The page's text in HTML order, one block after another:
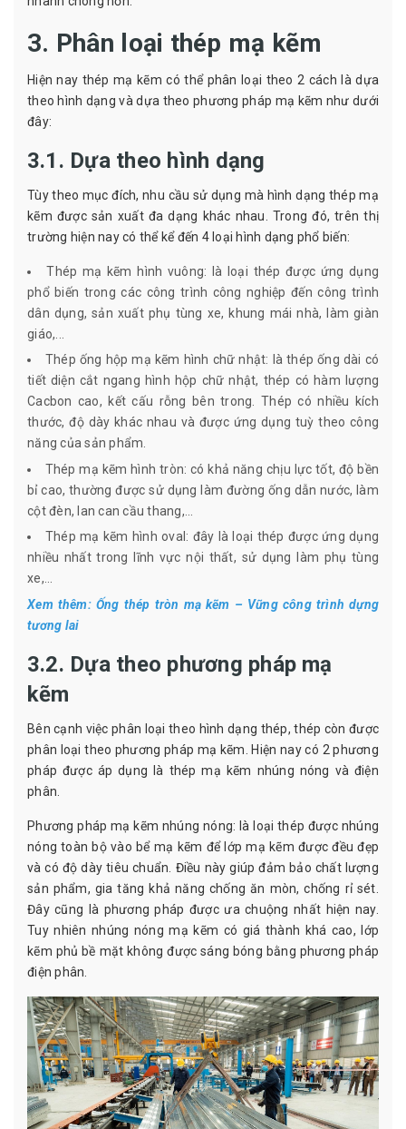
3. Phân loại thép mạ kẽm
Hiện nay thép mạ kẽm có thể phân loại theo 2 cách là dựa
theo hình dạng và dựa theo phương pháp mạ kẽm như dưới
đây:
3.1. Dựa theo hình dạng
Tùy theo mục đích, nhu cầu sử dụng mà hình dạng thép mạ
kẽm được sản xuất đa dạng khác nhau. Trong đó, trên thị
trường hiện nay có thể kể đến 4 loại hình dạng phổ biến:
Thép mạ kẽm hình vuông: là loại thép được ứng dụng
phổ biến trong các công trình công nghiệp đến công trình
dân dụng, sản xuất phụ tùng xe, khung mái nhà, làm giàn
giáo,...
Thép ống hộp mạ kẽm hình chữ nhật: là thép ống dài có
tiết diện cắt ngang hình hộp chữ nhật, thép có hàm lượng
Cacbon cao, kết cấu rỗng bên trong. Thép có nhiều kích
thước, độ dày khác nhau và được ứng dụng tuỳ theo công
năng của sản phẩm.
Thép mạ kẽm hình tròn: có khả năng chịu lực tốt, độ bền
bỉ cao, thường được sử dụng làm đường ống dẫn nước, làm
cột đèn, lan can cầu thang,...
Thép mạ kẽm hình oval: đây là loại thép được ứng dụng
nhiều nhất trong lĩnh vực nội thất, sử dụng làm phụ tùng
xe,...
Xem thêm: Ống thép tròn mạ kẽm – Vững công trình dựng
tương lai
3.2. Dựa theo phương pháp mạ
kẽm
Bên cạnh việc phân loại theo hình dạng thép, thép còn được
phân loại theo phương pháp mạ kẽm. Hiện nay có 2 phương
pháp được áp dụng là thép mạ kẽm nhúng nóng và điện
phân.
Phương pháp mạ kẽm nhúng nóng: là loại thép được nhúng
nóng toàn bộ vào bể mạ kẽm để lớp mạ kẽm được đều đẹp
và có độ dày tiêu chuẩn. Điều này giúp đảm bảo chất lượng
sản phẩm, gia tăng khả năng chống ăn mòn, chống rỉ sét.
Đây cũng là phương pháp được ưa chuộng nhất hiện nay.
Tuy nhiên nhúng nóng mạ kẽm có giá thành khá cao, lớp
kẽm phủ bề mặt không được sáng bóng bằng phương pháp
điện phân.